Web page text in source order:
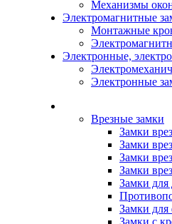
Механизмы
Электромагнитные
Монтажные
Электронные,
Электронные
Врезные замки
Замки
Замки
Замки
Замки
Замки для
Замки для
Замки с